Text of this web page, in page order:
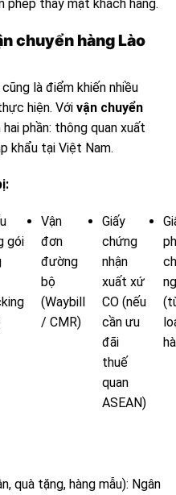
phép thay mặt khách hàng.
chuyển hàng Lào
là điểm khiến nhiều
hiện. Với vận chuyển
phần: thông quan xuất
khẩu tại Việt Nam.
gói
Vận
đơn
đường
bộ
(Waybill
/ CMR)
Giấy
chứng
nhận
xuất xứ
CO (nếu
cần ưu
đãi
thuế
quan
ASEAN)
quà tặng, hàng mẫu): Ngân